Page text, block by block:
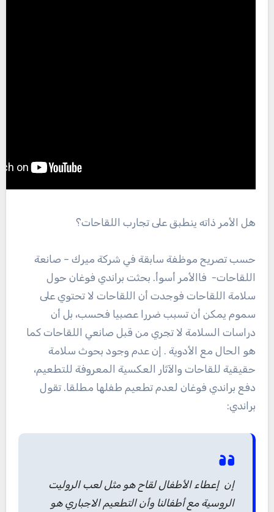
هل الأمر ذاته ينطبق على تجارب اللقاحات؟
حسب تصريح موظفة سابقة في شركة ميرك – صانعة
اللقاحات- فاالأمر أسوأ. بحثت براندي فوغانحول
سلامة اللقاحات فوجدت أناللقاحات لا تحتوي على
سموم يمكن أن تسبب ضررا عصبيا فحسب، بل أن
دراسات السلامة لا تجري من قبل صانعي اللقاحاتكما
هو الحال مع الأدوية . إن عدم وجود بحوث سلامة
حقيقية للقاحات والآثار العكسية المعروفة للتطعيم،
دفع براندي فوغان لعدم تطعيم طفلها مطلقا. تقول
براندي:
إن إعطاء الأطفال لقاح هو مثل لعب الروليت
الروسية مع أطفالنا وأن التطعيم الاجباري هو